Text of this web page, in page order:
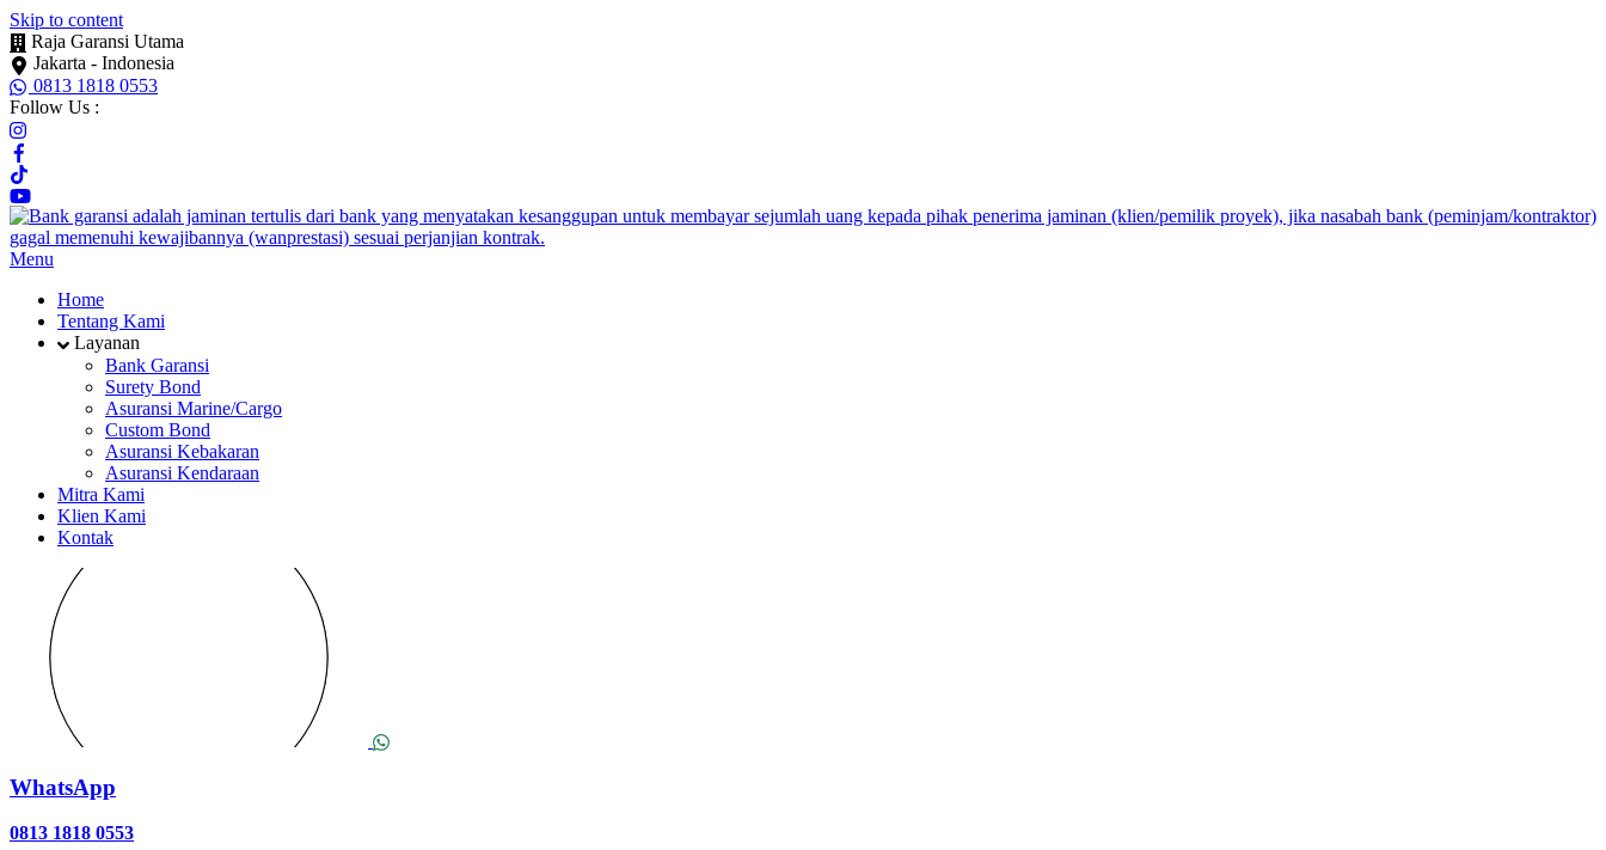
Skip to content
Raja Garansi Utama
Jakarta - Indonesia
0813 1818 0553
Follow Us :
Menu
Home
Tentang Kami
Layanan
Bank Garansi
Surety Bond
Asuransi Marine/Cargo
Custom Bond
Asuransi Kebakaran
Asuransi Kendaraan
Mitra Kami
Klien Kami
Kontak
WhatsApp
0813 1818 0553